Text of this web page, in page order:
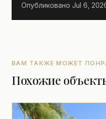
Опубликовано Jul 6,
ВАМ ТАКЖЕ МОЖЕТ
Похожие